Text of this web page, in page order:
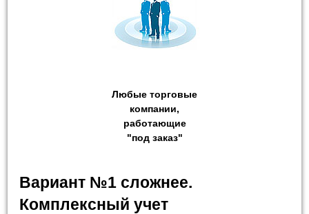
Любые торговые
компании,
работающие
"под заказ"
Вариант №1 сложнее.
Комплексный учет